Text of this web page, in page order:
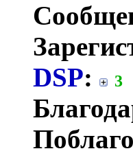
DSP: 3